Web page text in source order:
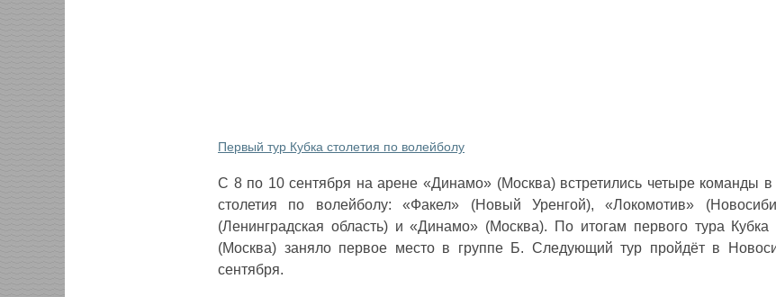
Первый тур Кубка столетия по волейболу
С 8 по 10 сентября на арене «Динамо» (Москва) встретились четыре команды в
столетия по волейболу: «Факел» (Новый Уренгой), «Локомотив»
(Ленинградская область) и «Динамо» (Москва). По итогам первого тура Кубка
(Москва) заняло первое место в группе Б. Следующий тур пройдёт в
сентября.